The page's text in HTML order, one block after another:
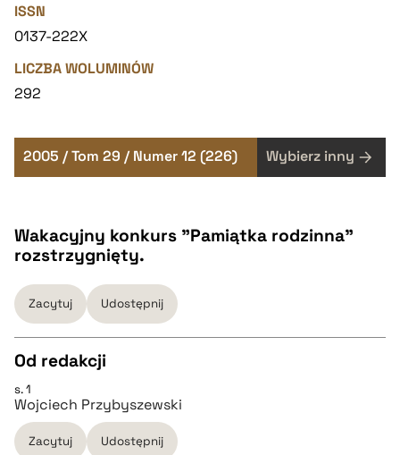
ISSN
0137-222X
LICZBA WOLUMINÓW
292
2005 / Tom 29 / Numer 12 (226) Wybierz inny
Wakacyjny konkurs "Pamiątka rodzinna"
rozstrzygnięty.
Zacytuj Udostępnij
CZYSTY TEKST
pobierz cytat
Od redakcji
s. 1
Wojciech Przybyszewski
Zacytuj Udostępnij